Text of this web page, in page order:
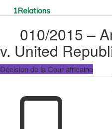
1Relations
010/2015 –
v. United
Décision de la Cour africaine